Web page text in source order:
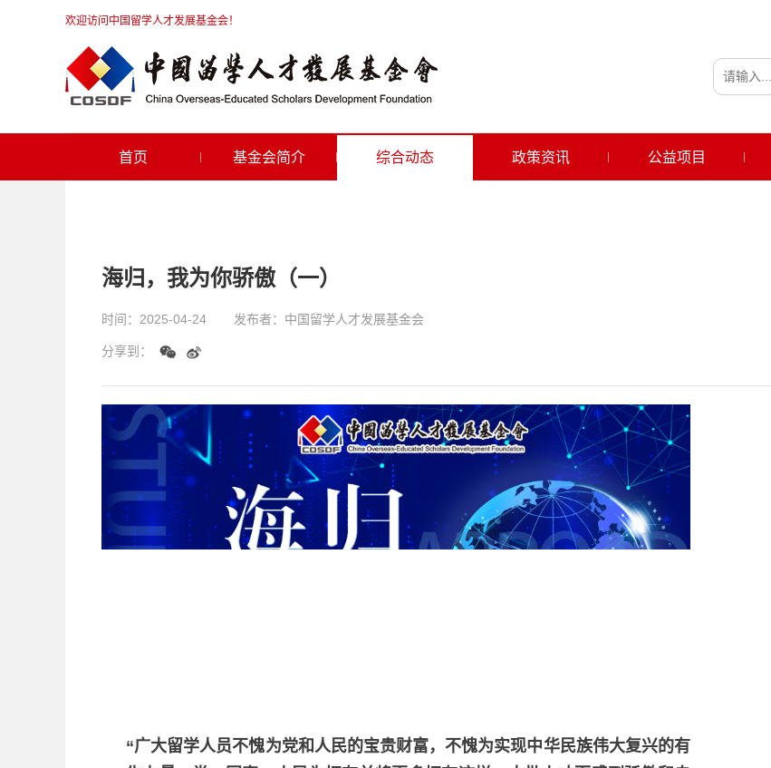
欢迎访问中国留学人才发展基金会！
首页 基金会简介 综合动态 政策资讯 公益项目
海归，我为你骄傲（一）
时间： 2025-04-24 发布者： 中国留学人才发展基金会
分享到：
“广大留学人员不愧为党和人民的宝贵财富，不愧为实现中华民族伟大复兴的有